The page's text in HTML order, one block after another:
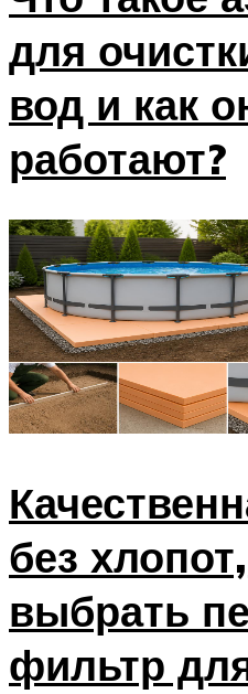
для
вод и как
работают?
без
выбрать
фильтр